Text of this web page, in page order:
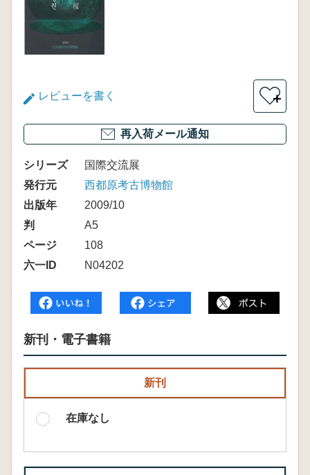
レビューを書く ＋
再入荷メール通知
シリーズ
国際交流展
発行元
西都原考古博物館
出版年
2009/10
判
A5
ページ
108
六一ID
N04202
新刊・電子書籍
新刊
在庫なし